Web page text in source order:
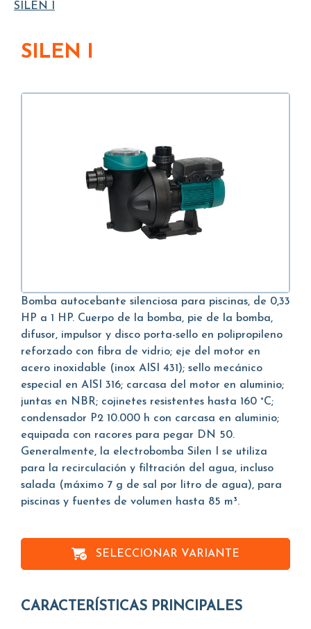
SILEN I
SILEN I
Bomba autocebante silenciosa para piscinas, de 0,33
HP a 1 HP. Cuerpo de la bomba, pie de la bomba,
difusor, impulsor y disco porta-sello en polipropileno
reforzado con fibra de vidrio; eje del motor en
acero inoxidable (inox AISI 431); sello mecánico
especial en AISI 316; carcasa del motor en aluminio;
juntas en NBR; cojinetes resistentes hasta 160 °C;
condensador P2 10.000 h con carcasa en aluminio;
equipada con racores para pegar DN 50.
Generalmente, la electrobomba Silen I se utiliza
para la recirculación y filtración del agua, incluso
salada (máximo 7 g de sal por litro de agua), para
piscinas y fuentes de volumen hasta 85 m³.
SELECCIONAR VARIANTE
CARACTERÍSTICAS PRINCIPALES